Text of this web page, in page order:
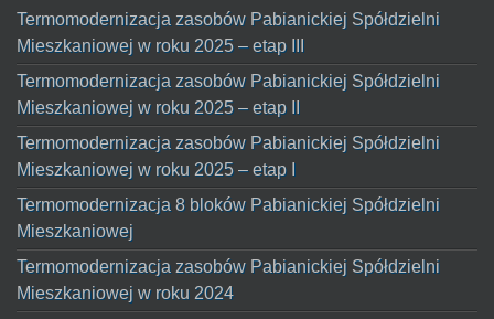
Termomodernizacja zasobów Pabianickiej Spółdzielni
Mieszkaniowej w roku 2025 – etap III
Termomodernizacja zasobów Pabianickiej Spółdzielni
Mieszkaniowej w roku 2025 – etap II
Termomodernizacja zasobów Pabianickiej Spółdzielni
Mieszkaniowej w roku 2025 – etap I
Termomodernizacja 8 bloków Pabianickiej Spółdzielni
Mieszkaniowej
Termomodernizacja zasobów Pabianickiej Spółdzielni
Mieszkaniowej w roku 2024